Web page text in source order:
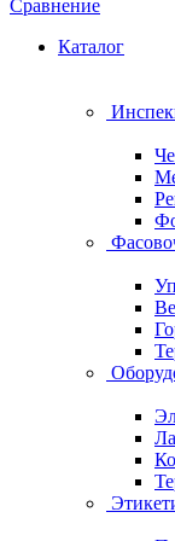
Сравнение
Каталог